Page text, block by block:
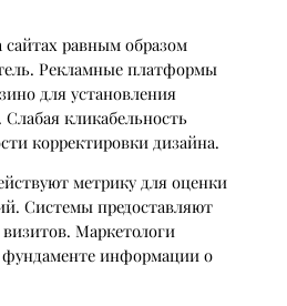
сайтах равным образом
Рекламные платформы
для установления
кликабельность
корректировки дизайна.
метрику для оценки
Системы предоставляют
Маркетологи
информации о